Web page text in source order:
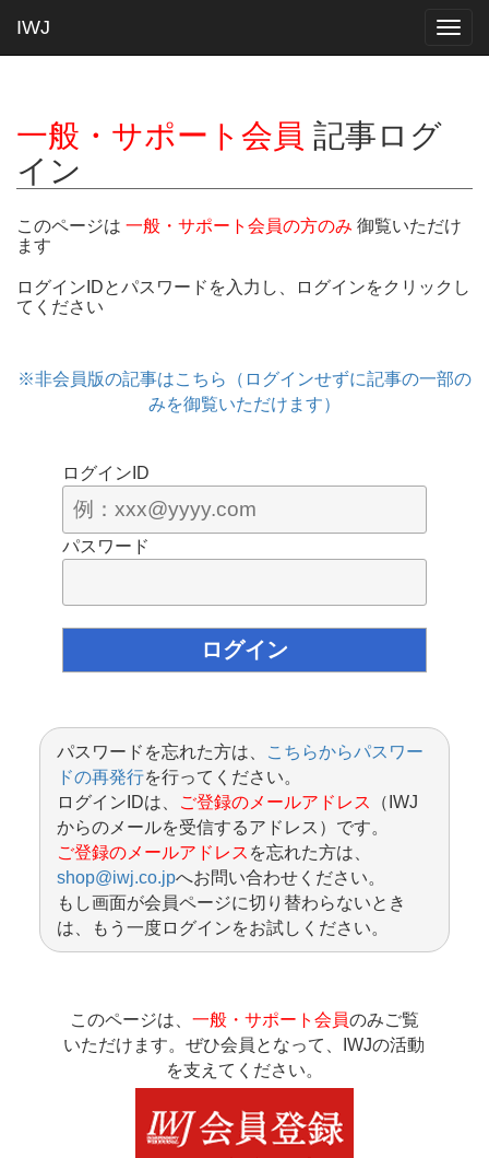
IWJ
一般・サポート会員 記事ログ
イン
このページは 一般・サポート会員の方のみ 御覧いただけ
ます
ログインIDとパスワードを入力し、ログインをクリックし
てください
※非会員版の記事はこちら（ログインせずに記事の一部の
みを御覧いただけます）
ログインID
パスワード
パスワードを忘れた方は、
こちらからパスワー
ドの再発行を行ってください。
ログインIDは、
ご登録のメールアドレス
（IWJ
からのメールを受信するアドレス）です。
ご登録のメールアドレス を忘れた方は、
shop@iwj.co.jpへお問い合わせください。
もし画面が会員ページに切り替わらないとき
は、もう一度ログインをお試しください。
このページは、 一般・サポート会員のみご覧
いただけます。ぜひ会員となって、IWJの活動
を支えてください。